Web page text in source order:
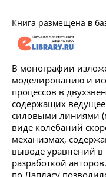
Книга размещена в
В монографии
моделированию и
процессов в
содержащих
силовыми линиями
виде колебаний
механизмах,
выводе уравнений в
разработкой
по Лапласу